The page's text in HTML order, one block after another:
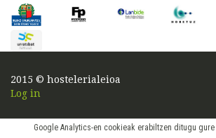
Google Analytics-en cookieak erabiltzen ditugu
2015 © hostelerialeioa
Log in